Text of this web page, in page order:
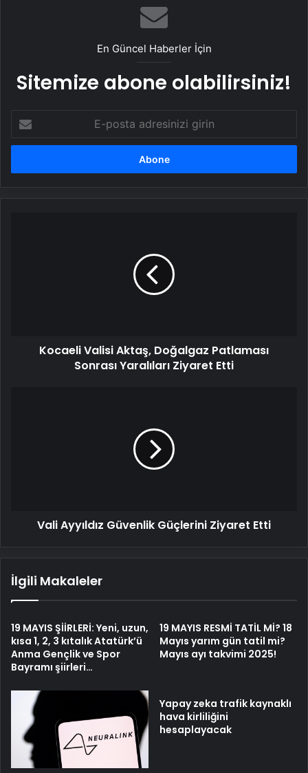
En Güncel Haberler İçin
Sitemize abone olabilirsiniz!
posta
adresinizi
Kocaeli Valisi Aktaş, Doğalgaz Patlaması
Sonrası Yaralıları Ziyaret Etti
Vali Ayyıldız Güvenlik Güçlerini Ziyaret Etti
İlgili Makaleler
19 MAYIS ŞİİRLERİ: Yeni, uzun,
kısa 1, 2, 3 kıtalık Atatürk’ü
Anma Gençlik ve Spor
Bayramı şiirleri…
19 MAYIS RESMİ TATİL Mİ? 18
Mayıs yarım gün tatil mi?
Mayıs ayı takvimi 2025!
Yapay zeka trafik kaynaklı
hava kirliliğini
hesaplayacak